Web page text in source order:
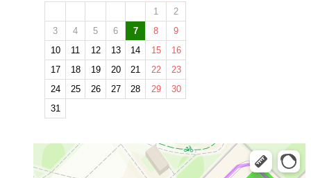
1
2
3
4 5 6 7 8
9
10
11 12 13 14 15
16
17
18 19 20 21 22
23
24
25 26 27 28 29
30
31